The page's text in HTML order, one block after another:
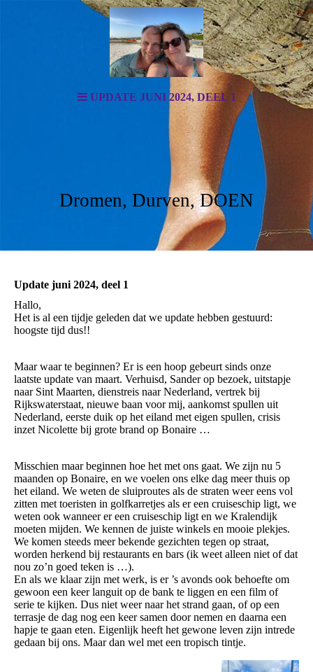
UPDATE JUNI 2024, DEEL 1
Dromen, Durven, DOEN
Update juni 2024, deel 1
Hallo,
Het is al een tijdje geleden dat we update hebben gestuurd:
hoogste tijd dus!!
Maar waar te beginnen? Er is een hoop gebeurt sinds onze
laatste update van maart. Verhuisd, Sander op bezoek, uitstapje
naar Sint Maarten, dienstreis naar Nederland, vertrek bij
Rijkswaterstaat, nieuwe baan voor mij, aankomst spullen uit
Nederland, eerste duik op het eiland met eigen spullen, crisis
inzet Nicolette bij grote brand op Bonaire …
Misschien maar beginnen hoe het met ons gaat. We zijn nu 5
maanden op Bonaire, en we voelen ons elke dag meer thuis op
het eiland. We weten de sluiproutes als de straten weer eens vol
zitten met toeristen in golfkarretjes als er een cruiseschip ligt, we
weten ook wanneer er een cruiseschip ligt en we Kralendijk
moeten mijden. We kennen de juiste winkels en mooie plekjes.
We komen steeds meer bekende gezichten tegen op straat,
worden herkend bij restaurants en bars (ik weet alleen niet of dat
nou zo’n goed teken is …).
En als we klaar zijn met werk, is er ’s avonds ook behoefte om
gewoon een keer languit op de bank te liggen en een film of
serie te kijken. Dus niet weer naar het strand gaan, of op een
terrasje de dag nog een keer samen door nemen en daarna een
hapje te gaan eten. Eigenlijk heeft het gewone leven zijn intrede
gedaan bij ons. Maar dan wel met een tropisch tintje.